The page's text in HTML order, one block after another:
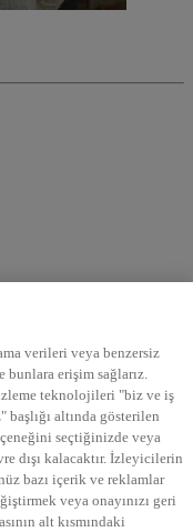
verileri veya benzersiz
bunlara erişim sağlarız.
teknolojileri "biz ve iş
altında gösterilen
seçtiğinizde veya
dışı kalacaktır. İzleyicilerin
bazı içerik ve reklamlar
veya onayınızı geri
alt kısmındaki